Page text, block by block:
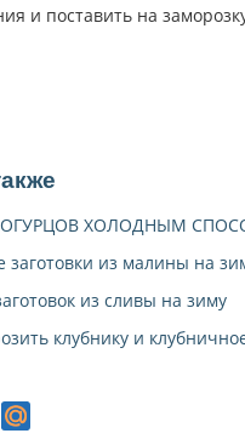
и поставить на
ОГУРЦОВ ХОЛОДНЫМ
из малины на
из сливы на зиму
клубнику и